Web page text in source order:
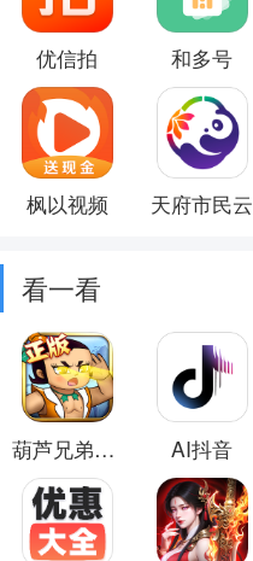
优信拍 和多号
枫以视频 天府市民云
看一看
葫芦兄弟：七子降妖 AI抖音